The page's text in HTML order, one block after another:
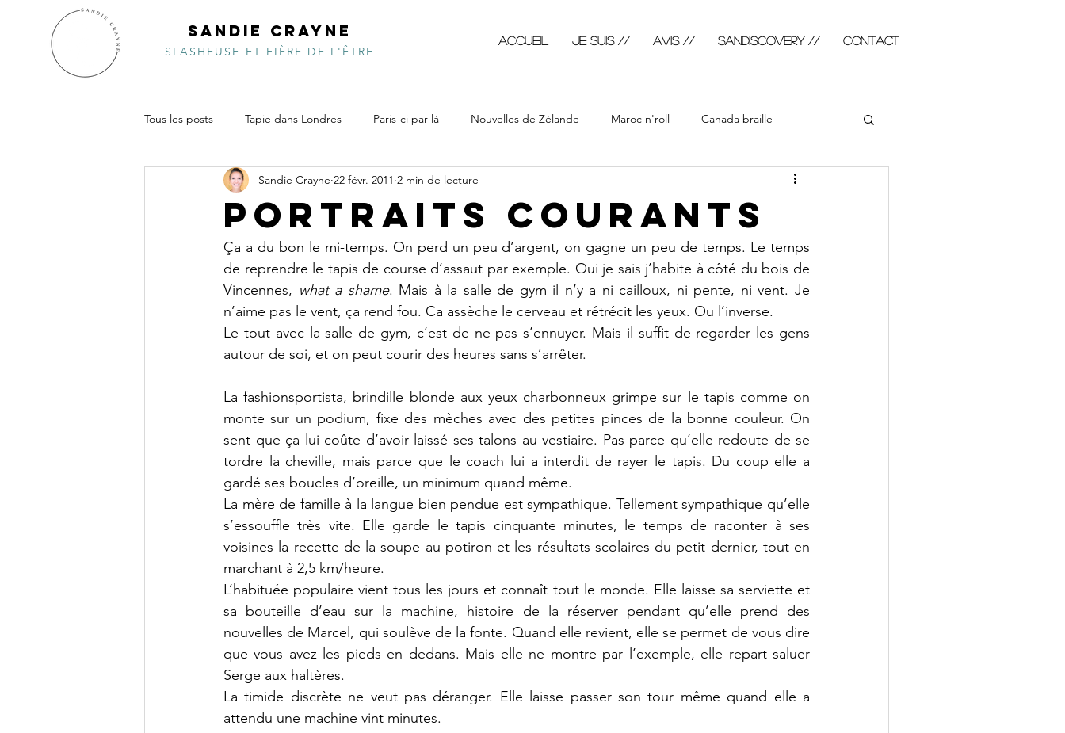
SANDIE CRAYNE
SLASHEUSE ET FIÈRE DE L'ÊTRE
Accueil JE SUIS // AVIS // SANDISCOVERY // Contact
Tous les posts Tapie dans Londres Paris-ci par là Nouvelles de Zélande Maroc n'roll Canada braille
Inde de choc Pacifiquement vôtre Calendrimages
Costa Ricambolesque
Portraits courants
Sandie Crayne 22 févr. 2011 2 min de lecture
Ça a du bon le mi-temps. On perd un peu d’argent, on gagne un peu de temps. Le temps
de reprendre le tapis de course d’assaut par exemple. Oui je sais j’habite à côté du bois de
Vincennes, what a shame. Mais à la salle de gym il n’y a ni cailloux, ni pente, ni vent. Je
n’aime pas le vent, ça rend fou. Ca assèche le cerveau et rétrécit les yeux. Ou l’inverse.
Le tout avec la salle de gym, c’est de ne pas s’ennuyer. Mais il suffit de regarder les gens
autour de soi, et on peut courir des heures sans s’arrêter.
La fashionsportista, brindille blonde aux yeux charbonneux grimpe sur le tapis comme on
monte sur un podium, fixe des mèches avec des petites pinces de la bonne couleur. On
sent que ça lui coûte d’avoir laissé ses talons au vestiaire. Pas parce qu’elle redoute de se
tordre la cheville, mais parce que le coach lui a interdit de rayer le tapis. Du coup elle a
gardé ses boucles d’oreille, un minimum quand même.
La mère de famille à la langue bien pendue est sympathique. Tellement sympathique qu’elle
s’essouffle très vite. Elle garde le tapis cinquante minutes, le temps de raconter à ses
voisines la recette de la soupe au potiron et les résultats scolaires du petit dernier, tout en
marchant à 2,5 km/heure.
L’habituée populaire vient tous les jours et connaît tout le monde. Elle laisse sa serviette et
sa bouteille d’eau sur la machine, histoire de la réserver pendant qu’elle prend des
nouvelles de Marcel, qui soulève de la fonte. Quand elle revient, elle se permet de vous dire
que vous avez les pieds en dedans. Mais elle ne montre par l’exemple, elle repart saluer
Serge aux haltères.
La timide discrète ne veut pas déranger. Elle laisse passer son tour même quand elle a
attendu une machine vint minutes.